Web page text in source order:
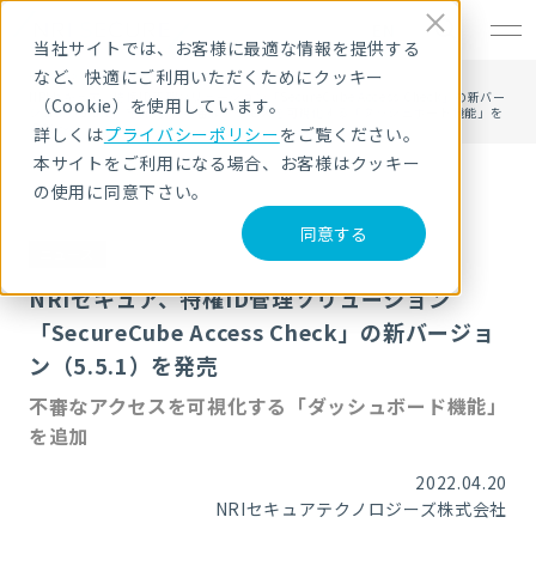
当社サイトでは、お客様に最適な情報を提供する
など、快適にご利用いただくためにクッキー
（Cookie）を使用しています。
詳しくはプライバシーポリシーをご覧ください。
本サイトをご利用になる場合、お客様はクッキー
の使用に同意下さい。
同意する
HOME
ニュース・トピックス
NRIセキュア、特権ID管理ソリューション「SecureCube Access Check」の新バー
ジョン（5.5.1）を発売 〜 不審なアクセスを可視化する「ダッシュボード機能」を
追加 〜
NRIセキュア、特権ID管理ソリューション
「SecureCube Access Check」の新バージョ
ン（5.5.1）を発売
不審なアクセスを可視化する「ダッシュボード機能」
を追加
2022.04.20
NRIセキュアテクノロジーズ株式会社